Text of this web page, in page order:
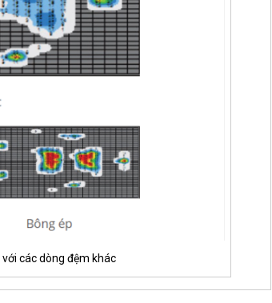
các dòng đệm khác